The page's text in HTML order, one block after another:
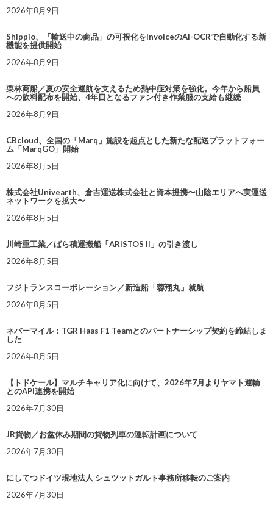
2026年8月9日
Shippio、「輸送中の商品」の可視化をInvoiceのAI-OCRで自動化する新
機能を提供開始
2026年8月9日
栗林商船／夏の安全運航を支えるため熱中症対策を強化。今年から船員
への飲料配布を開始、4年目となるファン付き作業服の支給も継続
2026年8月9日
CBcloud、全国の「Marq」施設を起点とした新たな配送プラットフォー
ム「MarqGO」開始
2026年8月5日
株式会社Univearth、倉吉運送株式会社と資本提携〜山陰エリアへ実運送
ネットワークを拡大〜
2026年8月5日
川崎重工業／ばら積運搬船「ARISTOS II」の引き渡し
2026年8月5日
フジトランスコーポレーション／新造船「蓉翔丸」就航
2026年8月5日
ネバーマイル：TGR Haas F1 Teamとのパートナーシップ契約を締結しま
した
2026年8月5日
【トドケール】マルチキャリア化に向けて、2026年7月よりヤマト運輸
とのAPI連携を開始
2026年7月30日
JR貨物／お盆休み期間の貨物列車の運転計画について
2026年7月30日
にしてつドイツ現地法人 シュツットガルト事務所移転のご案内
2026年7月30日